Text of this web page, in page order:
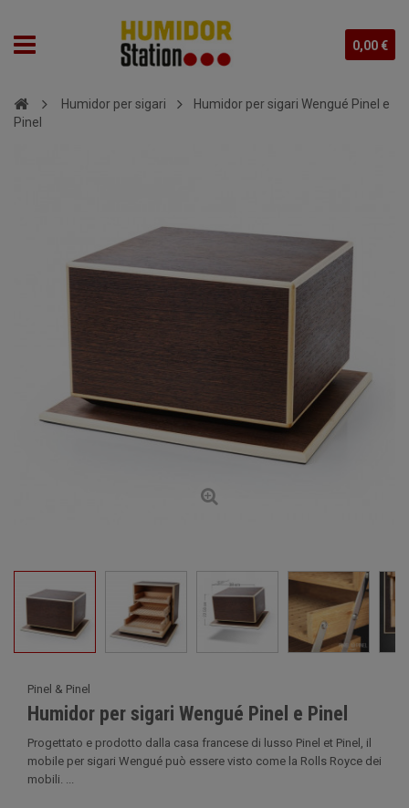
0,00 €
Humidor per sigari
Humidor per sigari Wengué Pinel e
Pinel
Pinel & Pinel
Humidor per sigari Wengué Pinel e Pinel
Progettato e prodotto dalla casa francese di lusso Pinel et Pinel, il
mobile per sigari Wengué può essere visto come la Rolls Royce dei
mobili. ...